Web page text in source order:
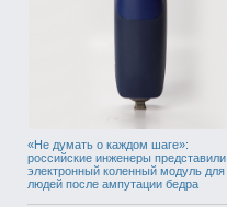
«Не думать о каждом шаге»:
российские инженеры представили
электронный коленный модуль для
людей после ампутации бедра